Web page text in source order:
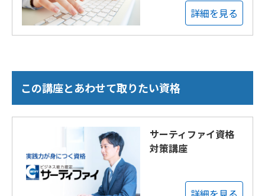
詳細を見る
この講座とあわせて取りたい資格
サーティファイ資格
対策講座